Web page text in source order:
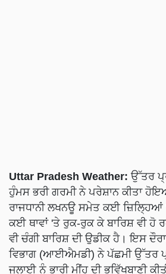
Uttar Pradesh Weather: ਉੱਤਰ
ਹੁੰਮਸ ਭਰੀ ਗਰਮੀ ਨੇ ਪਰੇਸ਼ਾਨ ਕੀਤਾ
ਰਾਜਧਾਨੀ ਲਖਨਊ ਸਮੇਤ ਕਈ
ਕਈ ਥਾਵਾਂ 'ਤੇ ਰੁਕ-ਰੁਕ ਕੇ ਬਾਰਿਸ਼ ਵੀ ਹੋ
ਵੀ ਚੰਗੀ ਬਾਰਿਸ਼ ਦੀ ਉਡੀਕ ਹੈ। ਇਸ
ਵਿਭਾਗ (ਆਈਐਮਡੀ) ਨੇ ਪੱਛਮੀ ਉੱਤਰ
ਜੁਲਾਈ ਨੂੰ ਭਾਰੀ ਮੀਂਹ ਦੀ ਭਵਿੱਖਬਾਣੀ